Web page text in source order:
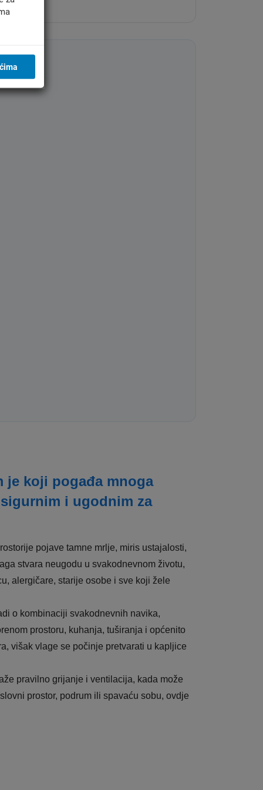
je koji pogađa mnoga
i ugodnim za
pojave tamne mrlje, miris ustajalosti,
stvara neugodu u svakodnevnom životu,
alergičare, starije osobe i sve koji žele
o kombinaciji svakodnevnih navika,
prostoru, kuhanja, tuširanja i općenito
višak vlage se počinje pretvarati u kapljice
pravilno grijanje i ventilacija, kada može
prostor, podrum ili spavaću sobu, ovdje